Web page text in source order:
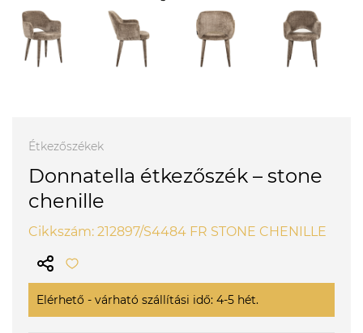
Étkezőszékek
Donnatella étkezőszék – stone
chenille
Cikkszám: 212897/S4484 FR STONE CHENILLE
Elérhető - várható szállítási idő: 4-5 hét.